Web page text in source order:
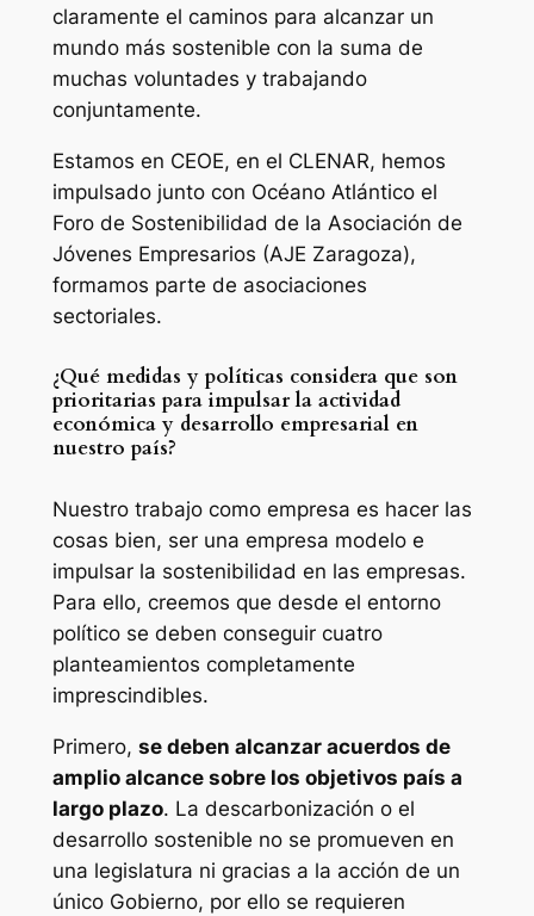
claramente el caminos para alcanzar un
mundo más sostenible con la suma de
muchas voluntades y trabajando
conjuntamente.
Estamos en CEOE, en el CLENAR, hemos
impulsado junto con Océano Atlántico el
Foro de Sostenibilidad de la Asociación de
Jóvenes Empresarios (AJE Zaragoza),
formamos parte de asociaciones
sectoriales.
¿Qué medidas y políticas considera que son
prioritarias para impulsar la actividad
económica y desarrollo empresarial en
nuestro país?
Nuestro trabajo como empresa es hacer las
cosas bien, ser una empresa modelo e
impulsar la sostenibilidad en las empresas.
Para ello, creemos que desde el entorno
político se deben conseguir cuatro
planteamientos completamente
imprescindibles.
Primero, se deben alcanzar acuerdos de
amplio alcance sobre los objetivos país a
largo plazo. La descarbonización o el
desarrollo sostenible no se promueven en
una legislatura ni gracias a la acción de un
único Gobierno, por ello se requieren